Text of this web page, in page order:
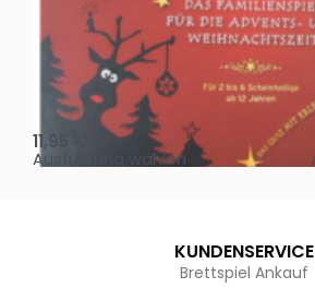
Oh, heilige Nacht!
11,95
Ausführung wählen
KUNDENSERVICE
Brettspiel Ankauf